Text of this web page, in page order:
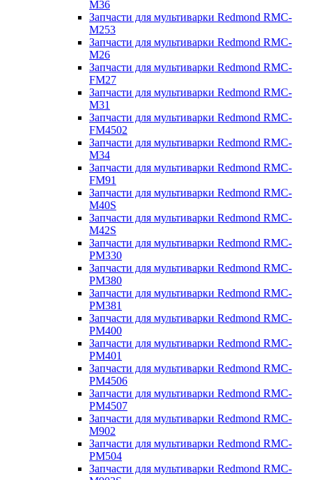
M36
Запчасти для мультиварки Redmond RMC-
M253
Запчасти для мультиварки Redmond RMC-
M26
Запчасти для мультиварки Redmond RMC-
FM27
Запчасти для мультиварки Redmond RMC-
M31
Запчасти для мультиварки Redmond RMC-
FM4502
Запчасти для мультиварки Redmond RMC-
M34
Запчасти для мультиварки Redmond RMC-
FM91
Запчасти для мультиварки Redmond RMC-
M40S
Запчасти для мультиварки Redmond RMC-
M42S
Запчасти для мультиварки Redmond RMC-
PM330
Запчасти для мультиварки Redmond RMC-
PM380
Запчасти для мультиварки Redmond RMC-
PM381
Запчасти для мультиварки Redmond RMC-
PM400
Запчасти для мультиварки Redmond RMC-
PM401
Запчасти для мультиварки Redmond RMC-
PM4506
Запчасти для мультиварки Redmond RMC-
PM4507
Запчасти для мультиварки Redmond RMC-
M902
Запчасти для мультиварки Redmond RMC-
PM504
Запчасти для мультиварки Redmond RMC-